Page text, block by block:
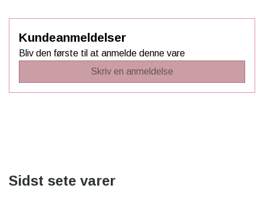
Kundeanmeldelser
Bliv den første til at anmelde denne vare
Skriv en anmeldelse
Sidst sete varer